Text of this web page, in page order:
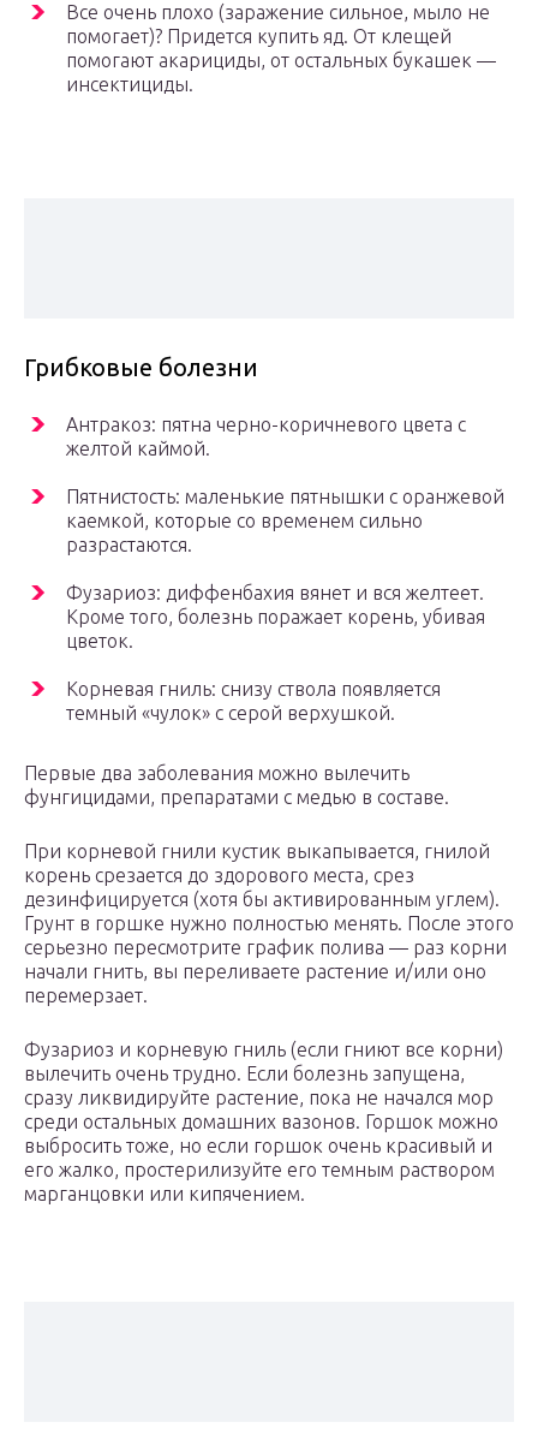
Все очень плохо (заражение сильное, мыло не
помогает)? Придется купить яд. От клещей
помогают акарициды, от остальных букашек —
инсектициды.
Грибковые болезни
Антракоз: пятна черно-коричневого цвета с
желтой каймой.
Пятнистость: маленькие пятнышки с оранжевой
каемкой, которые со временем сильно
разрастаются.
Фузариоз: диффенбахия вянет и вся желтеет.
Кроме того, болезнь поражает корень, убивая
цветок.
Корневая гниль: снизу ствола появляется
темный «чулок» с серой верхушкой.
Первые два заболевания можно вылечить
фунгицидами, препаратами с медью в составе.
При корневой гнили кустик выкапывается, гнилой
корень срезается до здорового места, срез
дезинфицируется (хотя бы активированным углем).
Грунт в горшке нужно полностью менять. После этого
серьезно пересмотрите график полива — раз корни
начали гнить, вы переливаете растение и/или оно
перемерзает.
Фузариоз и корневую гниль (если гниют все корни)
вылечить очень трудно. Если болезнь запущена,
сразу ликвидируйте растение, пока не начался мор
среди остальных домашних вазонов. Горшок можно
выбросить тоже, но если горшок очень красивый и
его жалко, простерилизуйте его темным раствором
марганцовки или кипячением.